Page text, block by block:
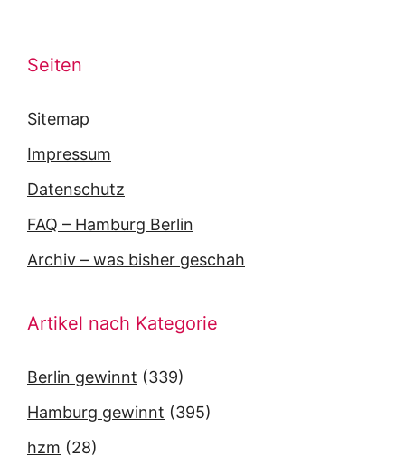
Seiten
Sitemap
Impressum
Datenschutz
FAQ – Hamburg Berlin
Archiv – was bisher geschah
Artikel nach Kategorie
Berlin gewinnt (339)
Hamburg gewinnt (395)
hzm (28)